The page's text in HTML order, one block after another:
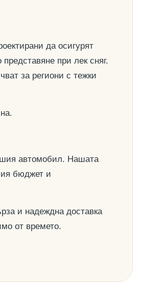
да осигурят
при лек сняг.
за региони с тежки
автомобил. Нашата
бюджет и
и надеждна доставка
от времето.